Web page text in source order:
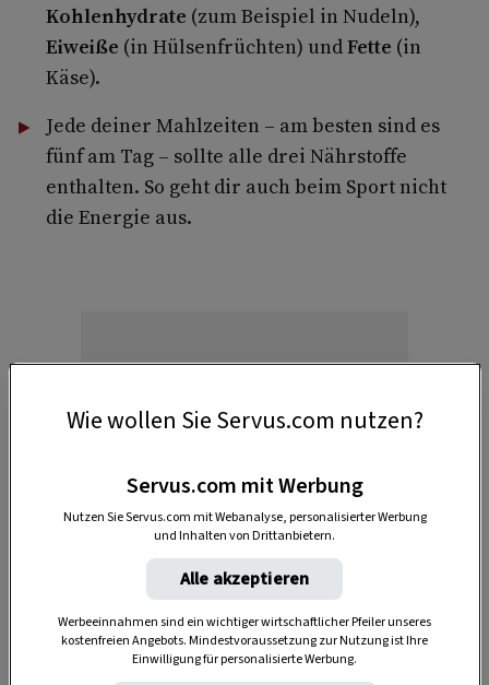
Kohlenhydrate (zum Beispiel in Nudeln),
Eiweiße (in Hülsenfrüchten) undFette (in
Käse).
Jede deiner Mahlzeiten – am besten sind es
fünf am Tag – sollte alle drei Nährstoffe
enthalten. So geht dir auch beim Sport nicht
die Energie aus.
Wie wollen Sie Servus.com nutzen?
Servus.com mit Werbung
Nutzen Sie Servus.com mit Webanalyse, personalisierter Werbung
und Inhalten von Drittanbietern.
Alle akzeptieren
Werbeeinnahmen sind ein wichtiger wirtschaftlicher Pfeiler unseres
kostenfreien Angebots. Mindestvoraussetzung zur Nutzung ist Ihre
Einwilligung für personalisierte Werbung.